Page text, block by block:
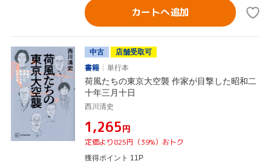
カートへ追加
中古
店舗受取可
書籍
単行本
荷風たちの東京大空襲 作家が目撃した昭和二
十年三月十日
西川清史
¥1,265円
定価より825円（39%）おトク
獲得ポイント 11P